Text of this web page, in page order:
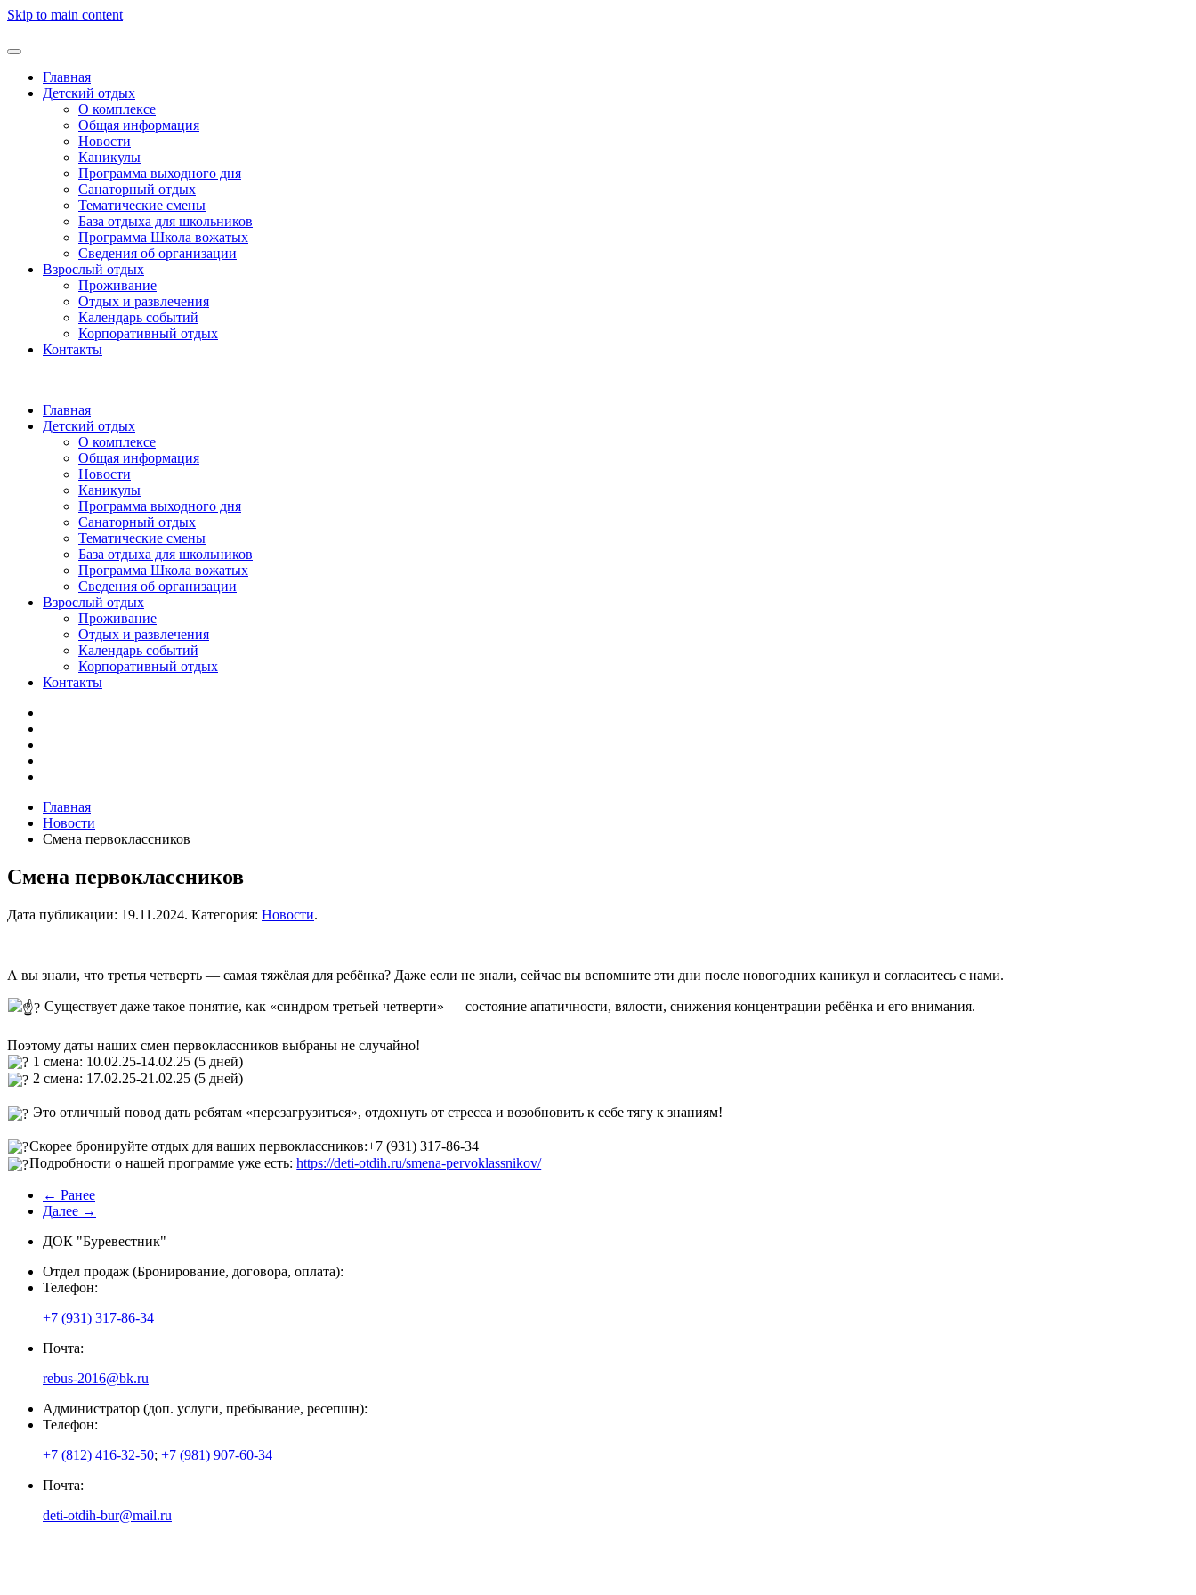
Skip to main content
Главная
Детский отдых
О комплексе
Общая информация
Новости
Каникулы
Программа выходного дня
Санаторный отдых
Тематические смены
База отдыха для школьников
Программа Школа вожатых
Cведения об организации
Взрослый отдых
Проживание
Отдых и развлечения
Календарь событий
Корпоративный отдых
Контакты
Главная
Детский отдых
О комплексе
Общая информация
Новости
Каникулы
Программа выходного дня
Санаторный отдых
Тематические смены
База отдыха для школьников
Программа Школа вожатых
Cведения об организации
Взрослый отдых
Проживание
Отдых и развлечения
Календарь событий
Корпоративный отдых
Контакты
Главная
Новости
Смена первоклассников
Смена первоклассников
Дата публикации: 19.11.2024. Категория: Новости.
А вы знали, что третья четверть — самая тяжёлая для ребёнка? Даже если не знали, сейчас вы вспомните эти дни после новогодних каникул и согласитесь с нами.
Существует даже такое понятие, как «синдром третьей четверти» — состояние апатичности, вялости, снижения концентрации ребёнка и его внимания.
Поэтому даты наших смен первоклассников выбраны не случайно!
1 смена: 10.02.25-14.02.25 (5 дней)
2 смена: 17.02.25-21.02.25 (5 дней)
Это отличный повод дать ребятам «перезагрузиться», отдохнуть от стресса и возобновить к себе тягу к знаниям!
Скорее бронируйте отдых для ваших первоклассников:+7 (931) 317-86-34
Подробности о нашей программе уже есть:https://deti-otdih.ru/smena-pervoklassnikov/
← Ранее
Далее →
ДОК "Буревестник"
Отдел продаж (Бронирование, договора, оплата):
Телефон:
+7 (931) 317-86-34
Почта:
rebus-2016@bk.ru
Администратор (доп. услуги, пребывание, ресепшн):
Телефон:
+7 (812) 416-32-50; +7 (981) 907-60-34
Почта:
deti-otdih-bur@mail.ru